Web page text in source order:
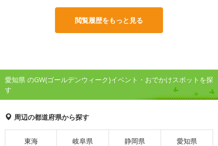
閲覧履歴をもっと見る
愛知県 のGW(ゴールデンウィーク)イベント・おでかけスポットを探
す
周辺の都道府県から探す
東海 岐阜県 静岡県 愛知県